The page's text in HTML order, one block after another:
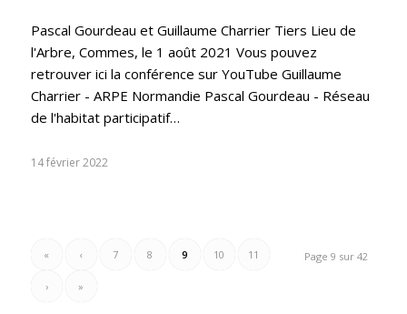
Pascal Gourdeau et Guillaume Charrier Tiers Lieu de
l'Arbre, Commes, le 1 août 2021 Vous pouvez
retrouver ici la conférence sur YouTube Guillaume
Charrier - ARPE Normandie Pascal Gourdeau - Réseau
de l'habitat participatif…
14 février 2022
Page 9 sur 42
« ‹ 7 8 9 10 11
› »